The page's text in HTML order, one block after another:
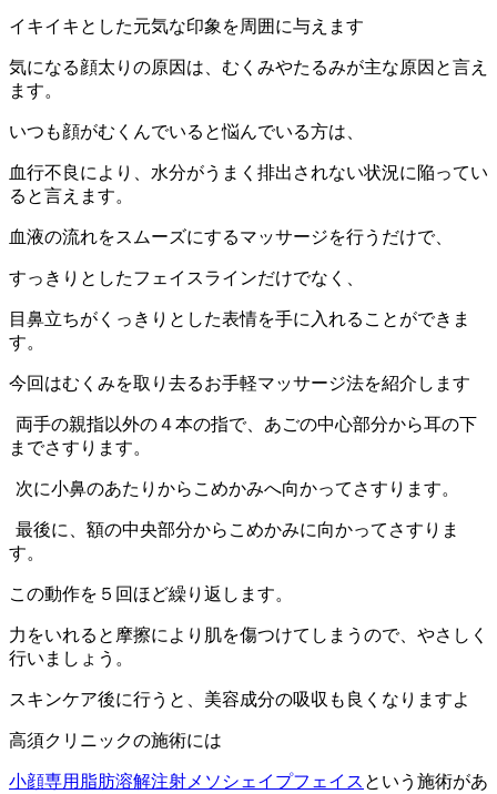
イキイキとした元気な印象を周囲に与えます
気になる顔太りの原因は、むくみやたるみが主な原因と言え
ます。
いつも顔がむくんでいると悩んでいる方は、
血行不良により、水分がうまく排出されない状況に陥ってい
ると言えます。
血液の流れをスムーズにするマッサージを行うだけで、
すっきりとしたフェイスラインだけでなく、
目鼻立ちがくっきりとした表情を手に入れることができま
す。
今回はむくみを取り去るお手軽マッサージ法を紹介します
両手の親指以外の４本の指で、あごの中心部分から耳の下
までさすります。
次に小鼻のあたりからこめかみへ向かってさすります。
最後に、額の中央部分からこめかみに向かってさすりま
す。
この動作を５回ほど繰り返します。
力をいれると摩擦により肌を傷つけてしまうので、やさしく
行いましょう。
スキンケア後に行うと、美容成分の吸収も良くなりますよ
高須クリニックの施術には
小顔専用脂肪溶解注射メソシェイプフェイス という施術があ